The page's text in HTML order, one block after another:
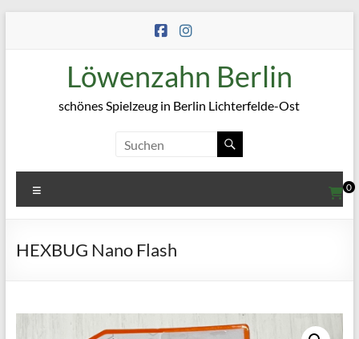
Löwenzahn Berlin
schönes Spielzeug in Berlin Lichterfelde-Ost
0
HEXBUG Nano Flash